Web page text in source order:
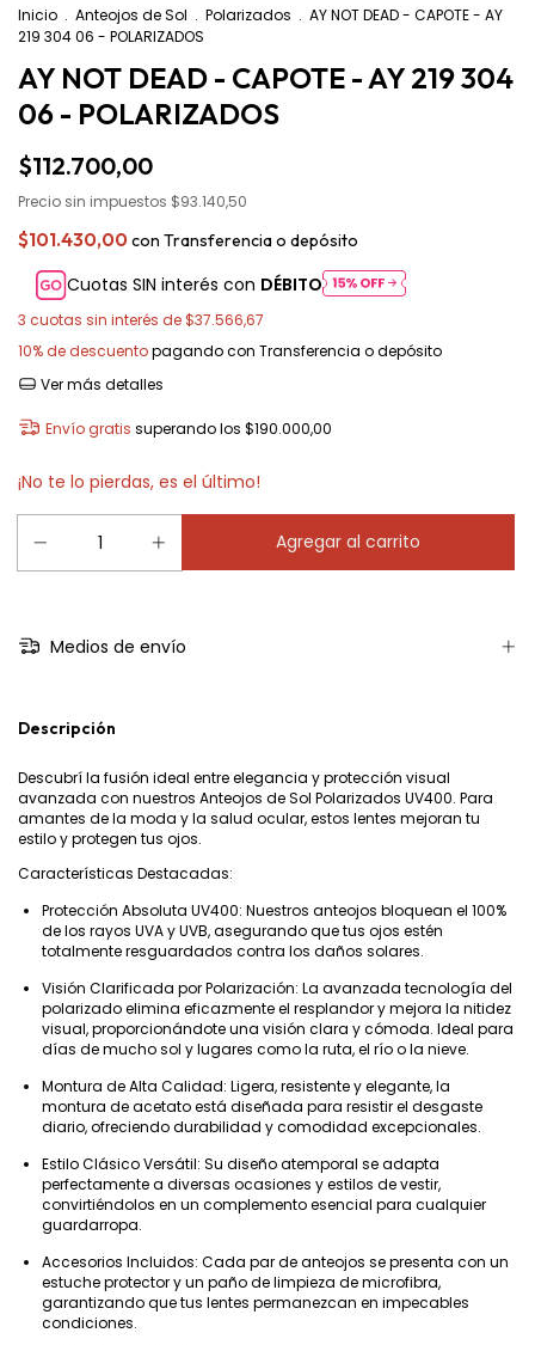
Inicio . Anteojos de Sol . Polarizados . AY NOT DEAD - CAPOTE - AY
219 304 06 - POLARIZADOS
AY NOT DEAD - CAPOTE - AY 219 304
06 - POLARIZADOS
$112.700,00
Precio sin impuestos $93.140,50
$101.430,00con Transferencia o depósito
Cuotas SIN interés con DÉBITO
3 cuotas sin interés de$37.566,67
10% de descuentopagando con Transferencia o depósito
Ver más detalles
Envío gratis superando los $190.000,00
¡No te lo pierdas, es el último!
Medios de envío
Descripción
Descubrí la fusión ideal entre elegancia y protección visual
avanzada con nuestros Anteojos de Sol Polarizados UV400. Para
amantes de la moda y la salud ocular, estos lentes mejoran tu
estilo y protegen tus ojos.
Características Destacadas:
Protección Absoluta UV400: Nuestros anteojos bloquean el 100%
de los rayos UVA y UVB, asegurando que tus ojos estén
totalmente resguardados contra los daños solares.
Visión Clarificada por Polarización: La avanzada tecnología del
polarizado elimina eficazmente el resplandor y mejora la nitidez
visual, proporcionándote una visión clara y cómoda. Ideal para
días de mucho sol y lugares como la ruta, el río o la nieve.
Montura de Alta Calidad: Ligera, resistente y elegante, la
montura de acetato está diseñada para resistir el desgaste
diario, ofreciendo durabilidad y comodidad excepcionales.
Estilo Clásico Versátil: Su diseño atemporal se adapta
perfectamente a diversas ocasiones y estilos de vestir,
convirtiéndolos en un complemento esencial para cualquier
guardarropa.
Accesorios Incluidos: Cada par de anteojos se presenta con un
estuche protector y un paño de limpieza de microfibra,
garantizando que tus lentes permanezcan en impecables
condiciones.